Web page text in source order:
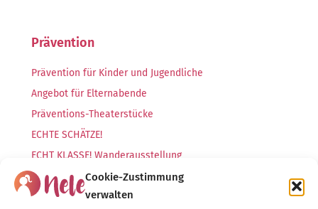
Cookie-Zustimmung
verwalten
Prävention
Prävention für Kinder und Jugendliche
Angebot für Elternabende
Präventions-Theaterstücke
ECHTE SCHÄTZE!
ECHT KLASSE! Wanderausstellung
ECHT KRASS! Ausstellung